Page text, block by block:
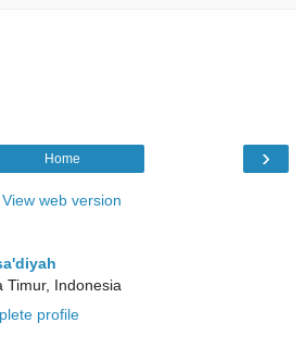
›
Home
View web version
Timur, Indonesia
profile